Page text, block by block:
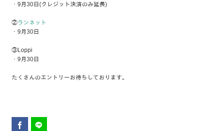
・9月30日(クレジット決済のみ延長)
②ランネット
・9月30日
③Loppi
・9月30日
たくさんのエントリーお待ちしております。